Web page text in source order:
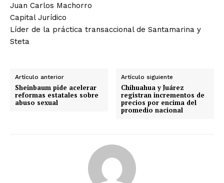
Juan Carlos Machorro
Capital Jurídico
Líder de la práctica transaccional de Santamarina y
Steta
Artículo anterior
Sheinbaum pide acelerar
reformas estatales sobre
abuso sexual
Artículo siguiente
Chihuahua y Juárez
registran incrementos de
precios por encima del
promedio nacional